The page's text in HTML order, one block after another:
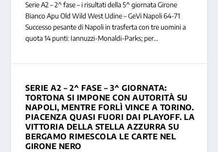
Serie A2 – 2^ fase – i risultati della 5^ giornata Girone
Bianco Apu Old Wild West Udine – GeVi Napoli 64-71
Successo pesante di Napoli in trasferta con tre uomini a
quota 14 punti: Iannuzzi-Monaldi-Parks; per...
SERIE A2 – 2^ FASE – 3^ GIORNATA:
TORTONA SI IMPONE CON AUTORITÀ SU
NAPOLI, MENTRE FORLÌ VINCE A TORINO.
PIACENZA QUASI FUORI DAI PLAYOFF. LA
VITTORIA DELLA STELLA AZZURRA SU
BERGAMO RIMESCOLA LE CARTE NEL
GIRONE NERO